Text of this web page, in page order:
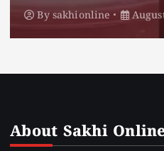
By sakhionline
About Sakhi